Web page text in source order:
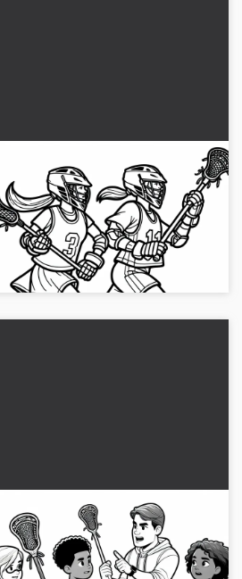
Twee lacrosse-speelster
rennen naast elkaar -
kleurplaat gratis
Ervaar onze kleurplaat met twee
lacrosse-speelsters. Download nu de
gratis kleurplaat!...
Lacrosse-coach geeft
instructies aan team –
Kleurplaat gratis
Mis de kleurplaat van een